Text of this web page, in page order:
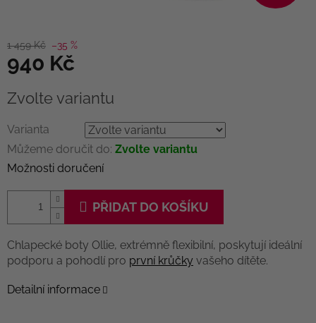
1 459 Kč –35 %
940 Kč
cena:
Zvolte variantu
Varianta
Můžeme doručit do: Zvolte variantu
Možnosti doručení
PŘIDAT DO KOŠÍKU
Chlapecké boty Ollie, extrémně flexibilní, poskytují ideální
podporu a pohodlí pro první krůčky vašeho dítěte.
Detailní informace